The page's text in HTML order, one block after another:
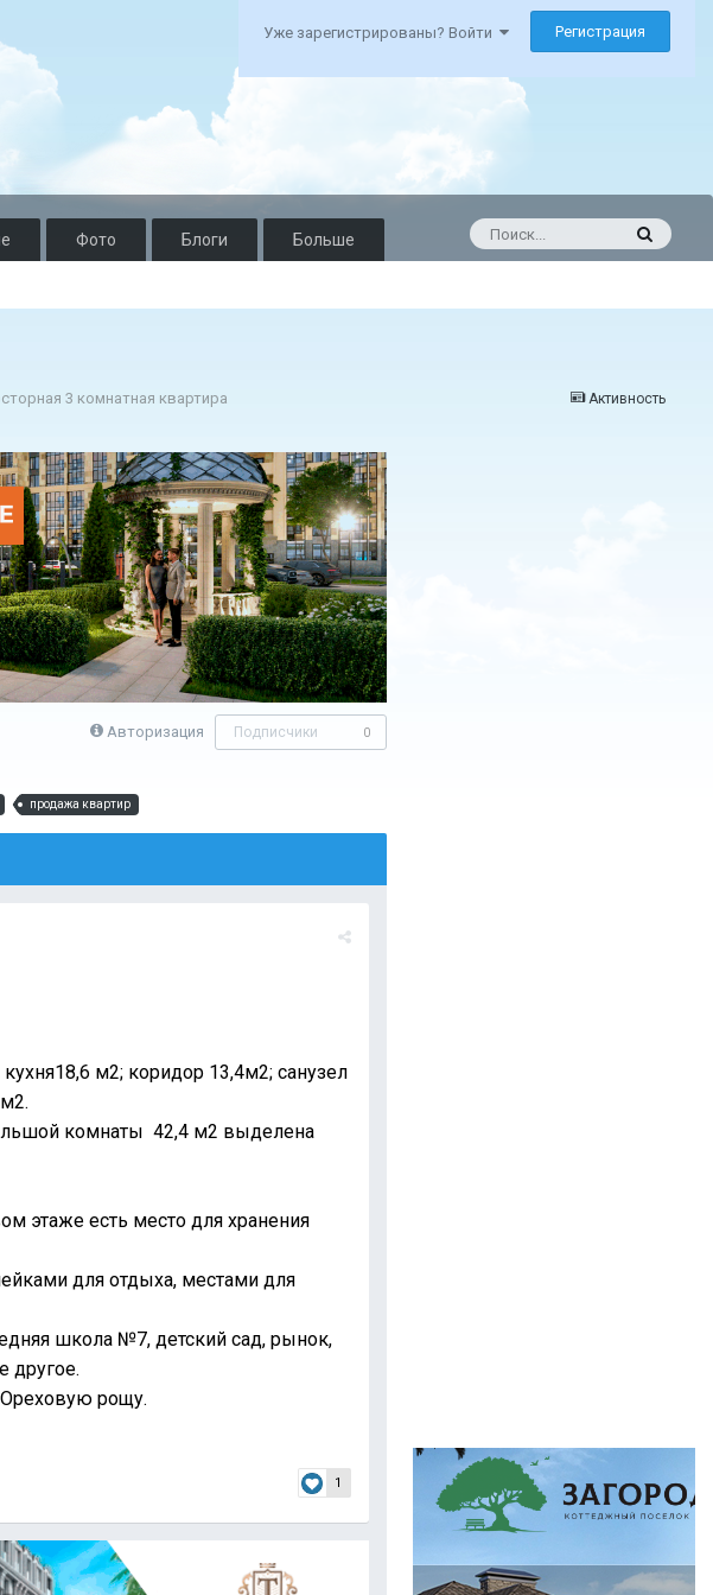
Уже зарегистрированы? Войти Регистрация
Фото Блоги Больше
Активность
3 комнатная квартира
Авторизация Подписчики 0
продажа квартир
м2; коридор 13,4м2; санузел
комнаты 42,4 м2 выделена
этаже есть место для хранения
для отдыха, местами для
школа №7, детский сад, рынок,
другое.
рощу.
1